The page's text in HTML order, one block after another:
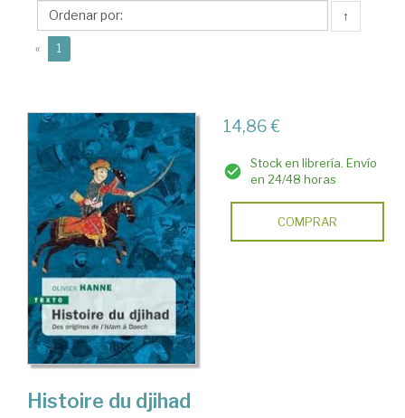
↑
« 1
14,86 €
Stock en librería. Envío
en 24/48 horas
COMPRAR
Histoire du djihad